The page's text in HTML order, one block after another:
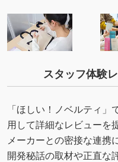
スタッフ体験
「ほしい！ノベルティ
用して詳細なレビューを
メーカーとの密接な連携
開発秘話の取材や正直な